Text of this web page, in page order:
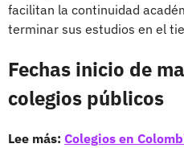
facilitan la continuidad
terminar sus estudios en el
Fechas inicio de
colegios públicos
Lee más: Colegios en